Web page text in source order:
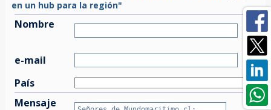
en un hub para la región"
Nombre
e-mail
País
Mensaje